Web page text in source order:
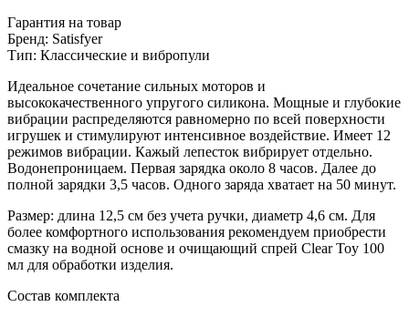
Гарантия на товар
Бренд: Satisfyer
Тип: Классические и вибропули
Идеальное сочетание сильных моторов и
высококачественного упругого силикона. Мощные и глубокие
вибрации распределяются равномерно по всей поверхности
игрушек и стимулируют интенсивное воздействие. Имеет 12
режимов вибрации. Кажый лепесток вибрирует отдельно.
Водонепроницаем. Первая зарядка около 8 часов. Далее до
полной зарядки 3,5 часов. Одного заряда хватает на 50 минут.
Размер: длина 12,5 см без учета ручки, диаметр 4,6 см. Для
более комфортного использования рекомендуем приобрести
смазку на водной основе и очищающий спрей Clear Toy 100
мл для обработки изделия.
Состав комплекта